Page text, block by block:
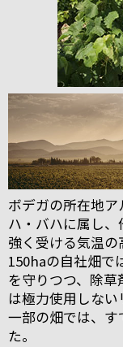
ボデガの所在地
ハ・バハに属し
強く受ける気温の
150haの自社畑で
を守りつつ、除
は極力使用しない
一部の畑では、
た。